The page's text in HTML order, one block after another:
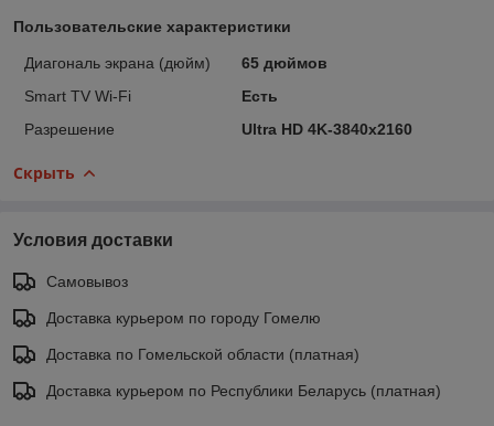
Пользовательские характеристики
Диагональ экрана (дюйм)
65 дюймов
Smart TV Wi-Fi
Есть
Разрешение
Ultra HD 4K-3840x2160
Скрыть
Условия доставки
Самовывоз
Доставка курьером по городу Гомелю
Доставка по Гомельской области (платная)
Доставка курьером по Республики Беларусь (платная)